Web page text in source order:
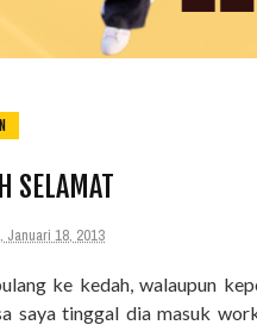
SELAMAT
Januari 18, 2013
ke kedah, walaupun
saya tinggal dia masuk